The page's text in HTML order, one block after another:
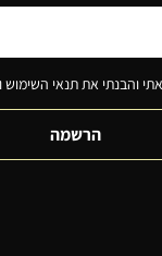
והבנתי את תנאי השימוש
הרשמה